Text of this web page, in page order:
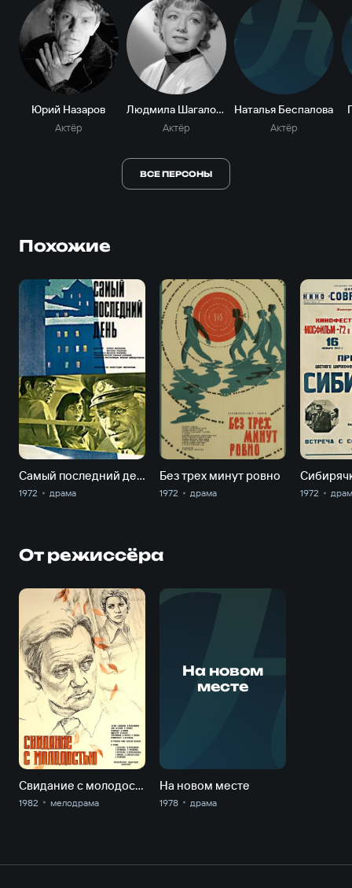
Юрий Назаров
Актёр
Людмила Шагалова
Актёр
Н
Наталья Беспалова
Актёр
ВСЕ ПЕРСОНЫ
Похожие
Самый последний день
1972 драма
Без трех минут ровно
1972 драма 1972
От режиссёра
Свидание с молодостью
1982 мелодрама
На новом
месте
На новом месте
1978 драма